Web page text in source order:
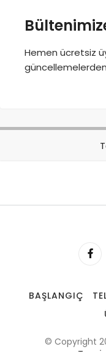
Hemen ücretsiz
BAŞLANGIÇ
© Copyright